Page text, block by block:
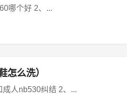
本文目录一览： 1、r9280对比rx460哪个好 2、...
怎么洗）
本文目录一览： 1、中童nb1906和成人nb530纠结 2、...